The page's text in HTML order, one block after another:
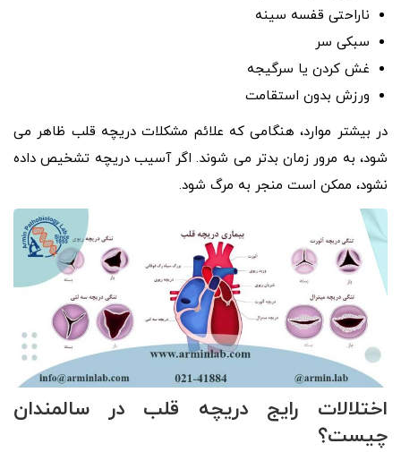
ناراحتی قفسه سینه
سبکی سر
غش کردن یا سرگیجه
ورزش بدون استقامت
در بیشتر موارد، هنگامی که علائم مشکلات دریچه قلب ظاهر می
شود، به مرور زمان بدتر می شوند. اگر آسیب دریچه تشخیص داده
نشود، ممکن است منجر به مرگ شود.
اختلالات رایج دریچه قلب در سالمندان
چیست؟